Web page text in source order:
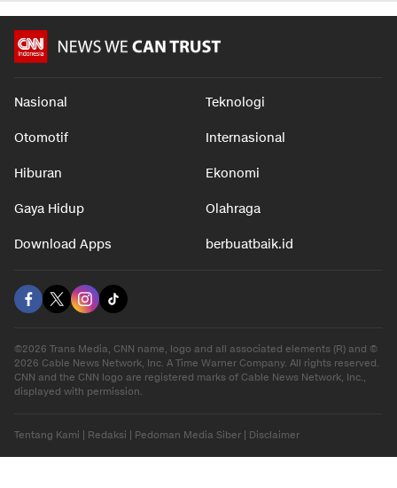
Nasional Teknologi
Otomotif Internasional
Hiburan Ekonomi
Gaya Hidup Olahraga
Download Apps berbuatbaik.id
©2026 Trans Media, CNN name, logo and all associated elements (R) and ©
2026 Cable News Network, Inc. A Time Warner Company. All rights reserved.
CNN and the CNN logo are registered marks of Cable News Network, Inc.,
displayed with permission.
Tentang Kami Redaksi Pedoman Media Siber Disclaimer